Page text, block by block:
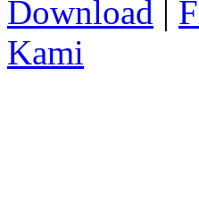
Download |
Kami